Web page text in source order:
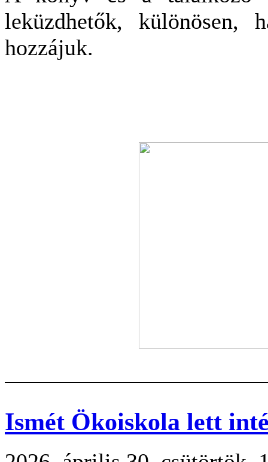
leküzdhetők,
hozzájuk.
Ismét Ökoiskola lett